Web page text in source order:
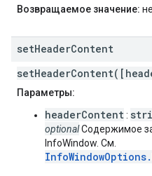
Возвращаемое значение:
setHeaderContent
Параметры:
headerContent:
optionalСодержимое
InfoWindow. См.